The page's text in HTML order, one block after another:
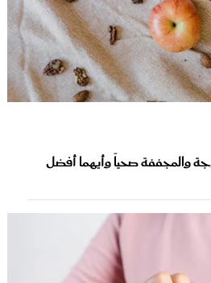
والمجففة صحياً وأيهما أفضل